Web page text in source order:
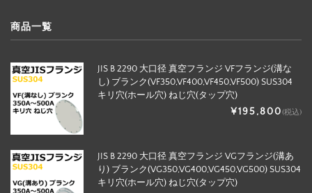
商品一覧
JIS B 2290 大口径 真空フランジ VFフランジ(溝な
し) ブランク(VF350,VF400,VF450,VF500) SUS304
キリ穴(ホール穴) ねじ穴(タップ穴)
¥195,800(税込)
JIS B 2290 大口径 真空フランジ VGフランジ(溝あ
り) ブランク(VG350,VG400,VG450,VG500) SUS304
キリ穴(ホール穴) ねじ穴(タップ穴)